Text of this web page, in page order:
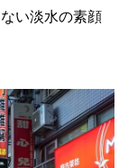
い淡水の素顔